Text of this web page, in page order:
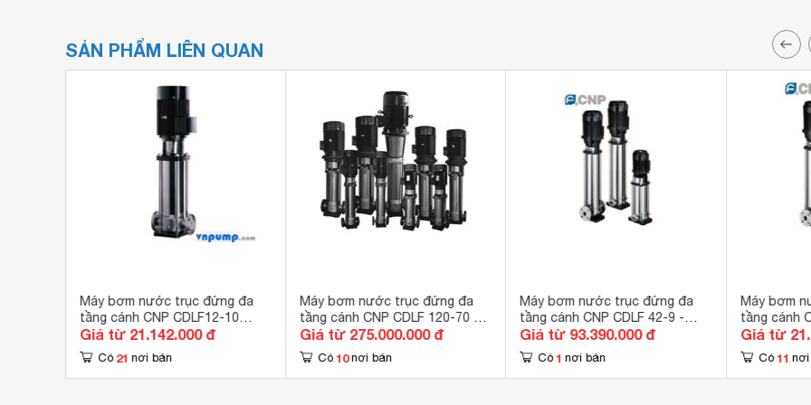
SẢN PHẨM LIÊN QUAN
Máy bơm nước trục đứng đa
tầng cánh CNP CDLF12-10
10HP
Giá từ 21.142.000 đ
Có 21 nơi bán
Máy bơm nước trục đứng đa
tầng cánh CNP CDLF 120-70 -
75kW
Giá từ 275.000.000 đ
Có 10 nơi bán
Máy bơm nước trục đứng đa
tầng cánh CNP CDLF 42-9 -
40HP
Giá từ 93.390.000 đ
Có 1 nơi bán
Máy bơm
tầng cánh
Giá từ
Có 11 nơi